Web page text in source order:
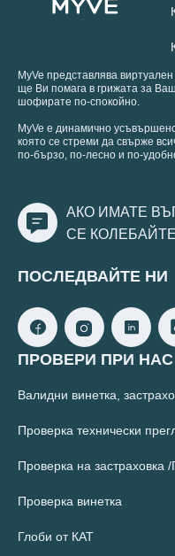
MyVe представлява
ще Ви помага в грижата за
шофирате по-спокойно.
MyVe е динамично
която се стреми да свърже
по-бързо, по-лесно и по-
АКО ИМАТЕ
СЕ
ПОСЛЕДВАЙТЕ НИ
ПРОВЕРИ ПРИ НАС
Валидни винетка,
Проверка технически
Проверка на застраховка
Проверка винетка
Глоби от КАТ